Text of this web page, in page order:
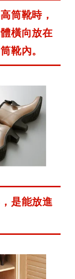
筒靴時，
橫向放在
靴內。
是能放進